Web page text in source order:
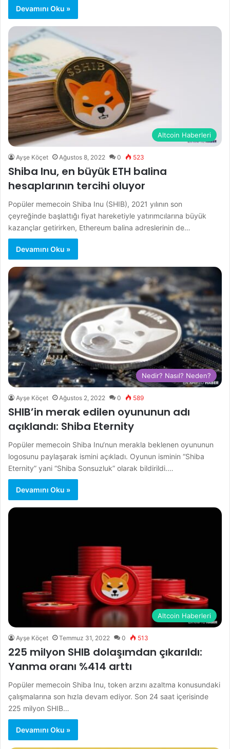
Devamını Oku »
Altcoin Haberleri
Ayşe Köçet Ağustos 8, 2022 0 523
Shiba Inu, en büyük ETH balina
hesaplarının tercihi oluyor
Popüler memecoin Shiba Inu (SHIB), 2021 yılının son
çeyreğinde başlattığı fiyat hareketiyle yatırımcılarına büyük
kazançlar getirirken, Ethereum balina adreslerinin de…
Devamını Oku »
Nedir? Nasıl? Neden?
Ayşe Köçet Ağustos 2, 2022 0 589
SHIB’in merak edilen oyununun adı
açıklandı: Shiba Eternity
Popüler memecoin Shiba Inu‘nun merakla beklenen oyununun
logosunu paylaşarak ismini açıkladı. Oyunun isminin “Shiba
Eternity” yani “Shiba Sonsuzluk” olarak bildirildi.…
Devamını Oku »
Altcoin Haberleri
Ayşe Köçet Temmuz 31, 2022 0 513
225 milyon SHIB dolaşımdan çıkarıldı:
Yanma oranı %414 arttı
Popüler memecoin Shiba Inu, token arzını azaltma konusundaki
çalışmalarına son hızla devam ediyor. Son 24 saat içerisinde
225 milyon SHIB…
Devamını Oku »